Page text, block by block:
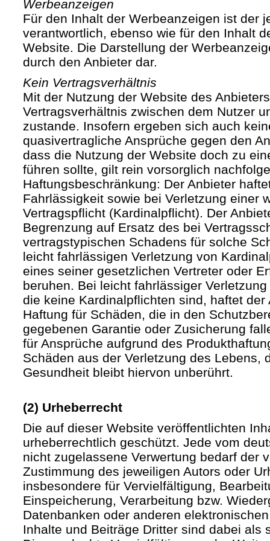
Werbeanzeigen
Für den Inhalt der Werbeanzeigen ist der
verantwortlich, ebenso wie für den Inhalt
Website. Die Darstellung der
durch den Anbieter dar.
Kein Vertragsverhältnis
Mit der Nutzung der Website des
Vertragsverhältnis zwischen dem Nutzer
zustande. Insofern ergeben sich auch
quasivertragliche Ansprüche gegen den
dass die Nutzung der Website doch zu
führen sollte, gilt rein vorsorglich
Haftungsbeschränkung: Der Anbieter
Fahrlässigkeit sowie bei Verletzung einer
Vertragspflicht (Kardinalpflicht). Der
Begrenzung auf Ersatz des bei
vertragstypischen Schadens für solche
leicht fahrlässigen Verletzung von
eines seiner gesetzlichen Vertreter oder
beruhen. Bei leicht fahrlässiger
die keine Kardinalpflichten sind, haftet der
Haftung für Schäden, die in den
gegebenen Garantie oder Zusicherung
für Ansprüche aufgrund des
Schäden aus der Verletzung des Lebens,
Gesundheit bleibt hiervon unberührt.
(2) Urheberrecht
Die auf dieser Website veröffentlichten
urheberrechtlich geschützt. Jede vom
nicht zugelassene Verwertung bedarf der
Zustimmung des jeweiligen Autors oder
insbesondere für Vervielfältigung,
Einspeicherung, Verarbeitung bzw.
Datenbanken oder anderen
Inhalte und Beiträge Dritter sind dabei als